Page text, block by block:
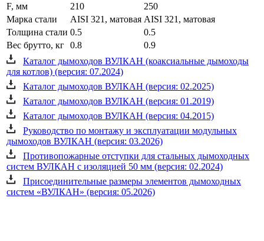
F, мм
210
250
Марка стали
AISI 321, матовая AISI 321, матовая
Толщина стали 0.5
0.5
Вес брутто, кг 0.8
0.9
Каталог дымоходов ВУЛКАН (коаксиальные дымоходы
для котлов) (версия: 07.2024)
Каталог дымоходов ВУЛКАН (версия: 02.2025)
Каталог дымоходов ВУЛКАН (версия: 01.2019)
Каталог дымоходов ВУЛКАН (версия: 04.2015)
Руководство по монтажу и эксплуатации модульных
дымоходов ВУЛКАН (версия: 03.2026)
Противопожарные отступки для стальных дымоходных
систем ВУЛКАН с изоляцией 50 мм (версия: 02.2024)
Присоединительные размеры элементов дымоходных
систем «ВУЛКАН» (версия: 05.2026)